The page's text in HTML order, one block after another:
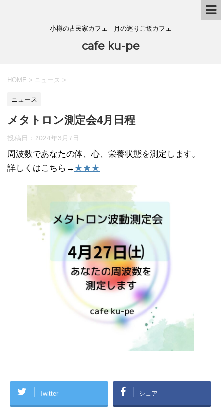
小樽の古民家カフェ 月の巡りご飯カフェ
cafe ku-pe
HOME > ニュース >
ニュース
メタトロン測定会4月日程
投稿日： 2024年3月7日
周波数であなたの体、心、栄養状態を測定します。
詳しくはこちら→ ★★★
Twitter シェア